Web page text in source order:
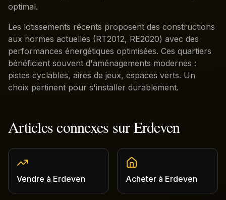
optimal.
Les lotissements récents proposent des constructions
aux normes actuelles (RT2012, RE2020) avec des
performances énergétiques optimisées. Ces quartiers
bénéficient souvent d'aménagements modernes :
pistes cyclables, aires de jeux, espaces verts. Un
choix pertinent pour s'installer durablement.
Articles connexes surErdeven
Vendre à Erdeven Acheter à Erdeven